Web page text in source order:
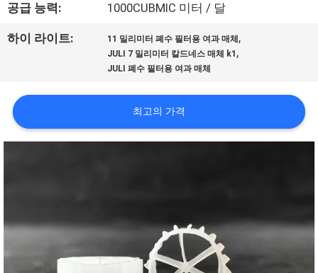
투
어
품
질
저
희
공급 능력: 1000CUBMIC 미터 / 달
하이 라이트: 11 밀리미터 폐수 필터용 여과 매체 ,
JULI 7 밀리미터 칼드네스 매체 k1 ,
JULI 폐수 필터용 여과 매체
최고의 가격